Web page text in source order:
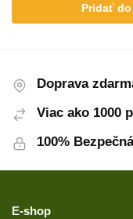
Pridať
Doprava
Viac ako 1000
100%
E-shop